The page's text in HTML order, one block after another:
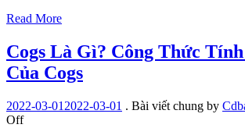
Read More
Cogs Là Gì? Công Thức
Của Cogs
2022-03-01 2022-03-01 . Bài viết chung by
Offon